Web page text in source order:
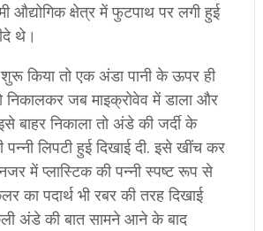
औद्योगिक क्षेत्र में फुटपाथ पर लगी हुई
थे।
किया तो एक अंडा पानी के ऊपर ही
जब माइक्रोवेव में डाला और
बाहर निकाला तो अंडे की जर्दी के
लिपटी हुई दिखाई दी. इसे खींच कर
में प्लास्टिक की पन्नी स्पष्ट रूप से
का पदार्थ भी रबर की तरह दिखाई
अंडे की बात सामने आने के बाद